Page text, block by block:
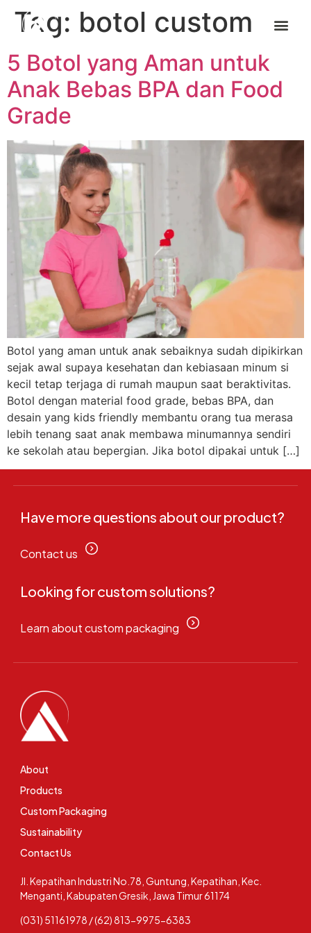
Tag: botol custom
5 Botol yang Aman untuk
Anak Bebas BPA dan Food
Grade
Botol yang aman untuk anak sebaiknya sudah dipikirkan
sejak awal supaya kesehatan dan kebiasaan minum si
kecil tetap terjaga di rumah maupun saat beraktivitas.
Botol dengan material food grade, bebas BPA, dan
desain yang kids friendly membantu orang tua merasa
lebih tenang saat anak membawa minumannya sendiri
ke sekolah atau bepergian. Jika botol dipakai untuk […]
Have more questions about our product?
Contact us
Looking for custom solutions?
Learn about custom packaging
Jl. Kepatihan Industri No.78, Guntung, Kepatihan, Kec.
Menganti, Kabupaten Gresik, Jawa Timur 61174
(031) 51161978 / (62) 813-9975-6383
About
Products
Custom Packaging
Sustainability
Contact Us